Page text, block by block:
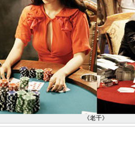
《老千》